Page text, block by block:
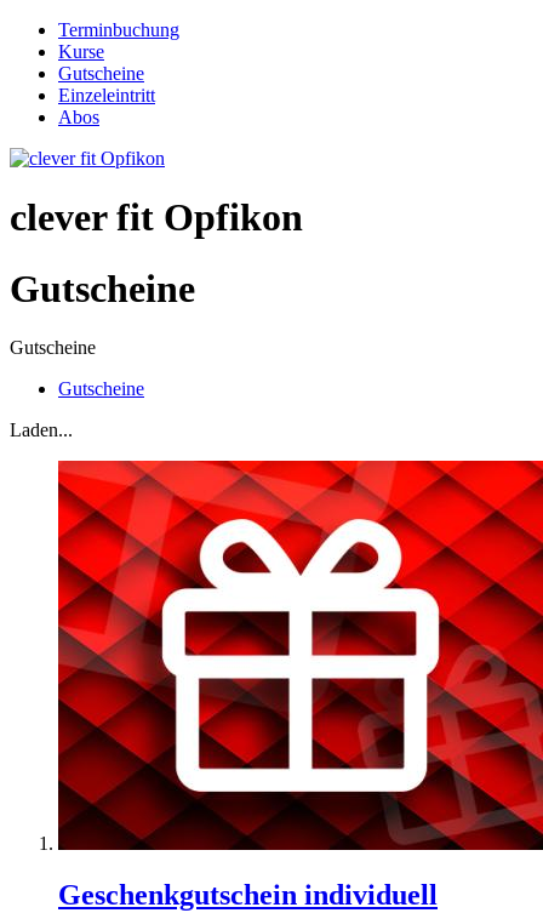
Terminbuchung
Kurse
Gutscheine
Einzeleintritt
Abos
clever fit Opfikon
Gutscheine
Gutscheine
Gutscheine
Laden...
Geschenkgutschein individuell